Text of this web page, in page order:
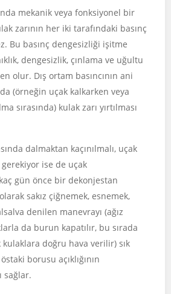
mekanik veya fonksiyonel bir
zarının her iki tarafındaki basınç
Bu basınç dengesizliği işitme
dengesizlik, çınlama ve uğultu
olur. Dış ortam basıncının ani
(örneğin uçak kalkarken veya
sırasında) kulak zarı yırtılması
dalmaktan kaçınılmalı, uçak
gerekiyor ise de uçak
gün önce bir dekonjestan
sakız çiğnemek, esnemek,
denilen manevrayı (ağız
da burun kapatılır, bu sırada
doğru hava verilir) sık
borusu açıklığının
sağlar.